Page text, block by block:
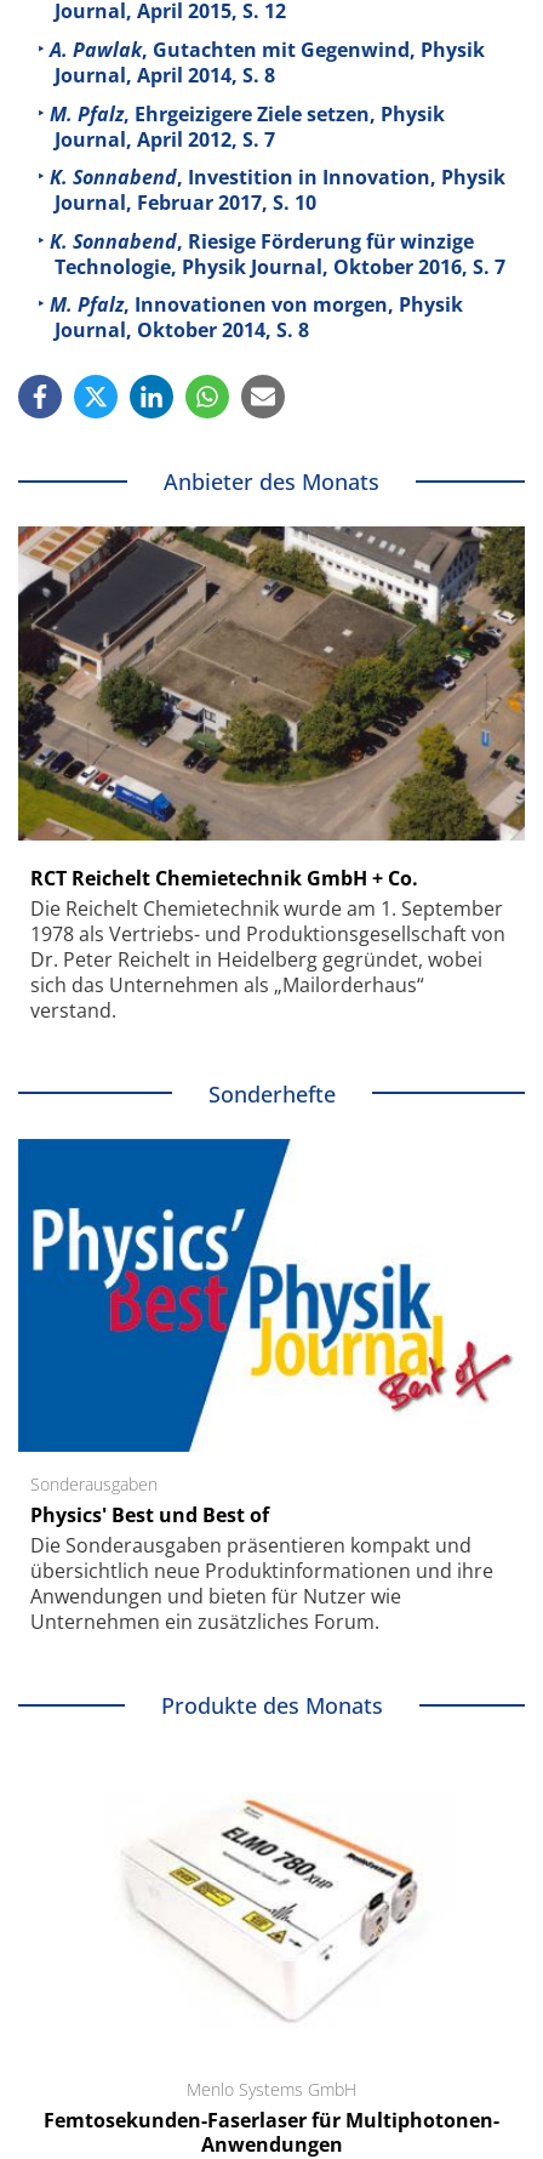
Journal, April 2015, S. 12
A. Pawlak, Gutachten mit Gegenwind, Physik
Journal, April 2014, S. 8
M. Pfalz, Ehrgeizigere Ziele setzen, Physik
Journal, April 2012, S. 7
K. Sonnabend, Investition in Innovation, Physik
Journal, Februar 2017, S. 10
K. Sonnabend, Riesige Förderung für winzige
Technologie, Physik Journal, Oktober 2016, S. 7
M. Pfalz, Innovationen von morgen, Physik
Journal, Oktober 2014, S. 8
Anbieter des Monats
RCT Reichelt Chemietechnik GmbH + Co.
Die Reichelt Chemietechnik wurde am 1. September
1978 als Vertriebs- und Produktionsgesellschaft von
Dr. Peter Reichelt in Heidelberg gegründet, wobei
sich das Unternehmen als „Mailorderhaus“
verstand.
Sonderhefte
Sonderausgaben
Physics' Best und Best of
Die Sonder­ausgaben präsentieren kompakt und
übersichtlich neue Produkt­informationen und ihre
Anwendungen und bieten für Nutzer wie
Unternehmen ein zusätzliches Forum.
Produkte des Monats
Menlo Systems GmbH
Femtosekunden-Faserlaser für Multiphotonen-
Anwendungen